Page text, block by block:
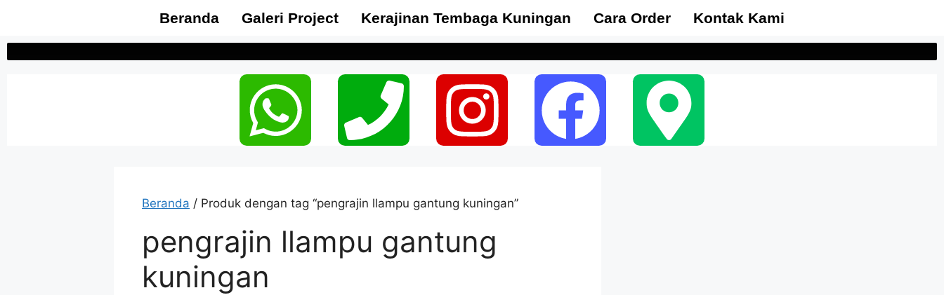
Beranda Galeri Project Kerajinan Tembaga Kuningan Cara Order Kontak Kami
Beranda / Produk dengan tag “pengrajin llampu gantung kuningan”
pengrajin llampu gantung
kuningan